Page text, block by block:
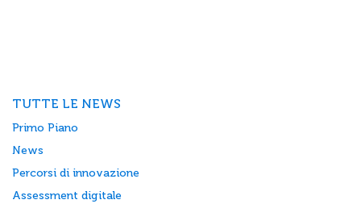
TUTTE LE NEWS
Primo Piano
News
Percorsi di innovazione
Assessment digitale